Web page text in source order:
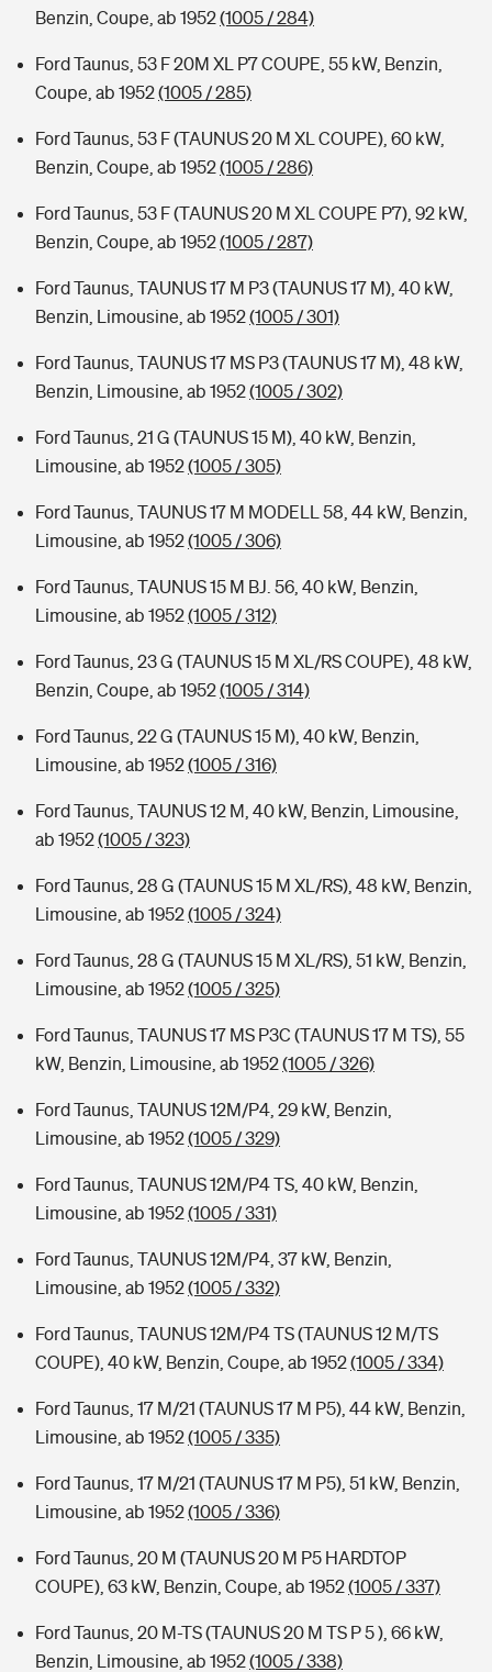
Benzin, Coupe, ab 1952(1005 / 284)
Ford Taunus, 53 F 20M XL P7 COUPE, 55 kW, Benzin,
Coupe, ab 1952(1005 / 285)
Ford Taunus, 53 F (TAUNUS 20 M XL COUPE), 60 kW,
Benzin, Coupe, ab 1952(1005 / 286)
Ford Taunus, 53 F (TAUNUS 20 M XL COUPE P7), 92 kW,
Benzin, Coupe, ab 1952(1005 / 287)
Ford Taunus, TAUNUS 17 M P3 (TAUNUS 17 M), 40 kW,
Benzin, Limousine, ab 1952(1005 / 301)
Ford Taunus, TAUNUS 17 MS P3 (TAUNUS 17 M), 48 kW,
Benzin, Limousine, ab 1952(1005 / 302)
Ford Taunus, 21 G (TAUNUS 15 M), 40 kW, Benzin,
Limousine, ab 1952(1005 / 305)
Ford Taunus, TAUNUS 17 M MODELL 58, 44 kW, Benzin,
Limousine, ab 1952(1005 / 306)
Ford Taunus, TAUNUS 15 M BJ. 56, 40 kW, Benzin,
Limousine, ab 1952(1005 / 312)
Ford Taunus, 23 G (TAUNUS 15 M XL/RS COUPE), 48 kW,
Benzin, Coupe, ab 1952(1005 / 314)
Ford Taunus, 22 G (TAUNUS 15 M), 40 kW, Benzin,
Limousine, ab 1952(1005 / 316)
Ford Taunus, TAUNUS 12 M, 40 kW, Benzin, Limousine,
ab 1952(1005 / 323)
Ford Taunus, 28 G (TAUNUS 15 M XL/RS), 48 kW, Benzin,
Limousine, ab 1952(1005 / 324)
Ford Taunus, 28 G (TAUNUS 15 M XL/RS), 51 kW, Benzin,
Limousine, ab 1952(1005 / 325)
Ford Taunus, TAUNUS 17 MS P3C (TAUNUS 17 M TS), 55
kW, Benzin, Limousine, ab 1952(1005 / 326)
Ford Taunus, TAUNUS 12M/P4, 29 kW, Benzin,
Limousine, ab 1952(1005 / 329)
Ford Taunus, TAUNUS 12M/P4 TS, 40 kW, Benzin,
Limousine, ab 1952(1005 / 331)
Ford Taunus, TAUNUS 12M/P4, 37 kW, Benzin,
Limousine, ab 1952(1005 / 332)
Ford Taunus, TAUNUS 12M/P4 TS (TAUNUS 12 M/TS
COUPE), 40 kW, Benzin, Coupe, ab 1952(1005 / 334)
Ford Taunus, 17 M/21 (TAUNUS 17 M P5), 44 kW, Benzin,
Limousine, ab 1952(1005 / 335)
Ford Taunus, 17 M/21 (TAUNUS 17 M P5), 51 kW, Benzin,
Limousine, ab 1952(1005 / 336)
Ford Taunus, 20 M (TAUNUS 20 M P5 HARDTOP
COUPE), 63 kW, Benzin, Coupe, ab 1952(1005 / 337)
Ford Taunus, 20 M-TS (TAUNUS 20 M TS P 5 ), 66 kW,
Benzin, Limousine, ab 1952(1005 / 338)